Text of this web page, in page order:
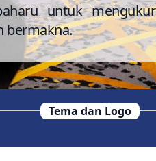
untuk
bermakna.
Tema dan Logo